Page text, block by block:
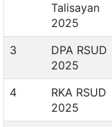
Talisayan
2025
3
DPA RSUD
2025
4
RKA RSUD
2025